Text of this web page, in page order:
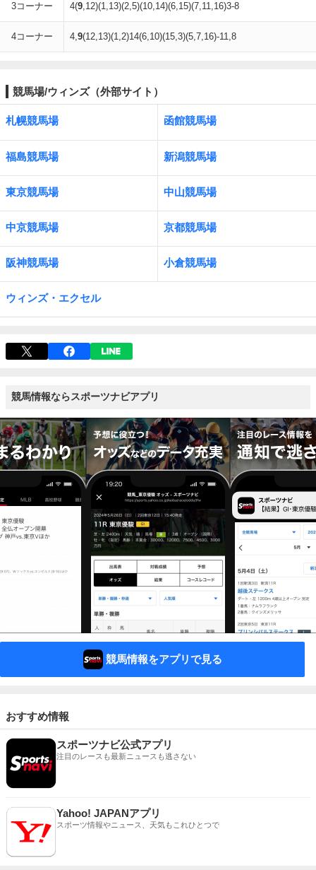
3コーナー 4(9,12)(1,13)(2,5)(10,14)(6,15)(7,11,16)3-8
4コーナー 4,9(12,13)(1,2)14(6,10)(15,3)(5,7,16)-11,8
競馬場/ウィンズ（外部サイト）
札幌競馬場 函館競馬場
福島競馬場 新潟競馬場
東京競馬場 中山競馬場
中京競馬場 京都競馬場
阪神競馬場 小倉競馬場
ウィンズ・エクセル
競馬情報ならスポーツナビアプリ
競馬情報をアプリで見る
おすすめ情報
スポーツナビ公式アプリ
注目のレースも最新ニュースも逃さない
Yahoo! JAPANアプリ
スポーツ情報やニュース、天気もこれひとつで